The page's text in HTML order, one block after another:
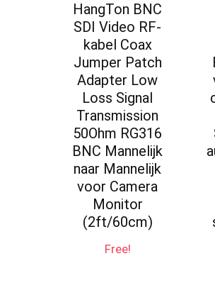
HangTon BNC
SDI Video RF-
kabel Coax
Jumper Patch
Adapter Low
Loss Signal
Transmission
50Ohm RG316
BNC Mannelijk
naar Mannelijk
voor Camera
Monitor
(2ft/60cm)
Free!